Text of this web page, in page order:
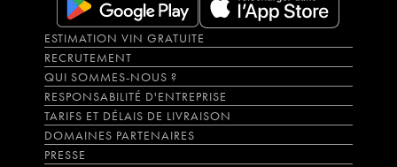
ESTIMATION VIN GRATUITE
RECRUTEMENT
QUI SOMMES-NOUS ?
RESPONSABILITÉ D'ENTREPRISE
TARIFS ET DÉLAIS DE LIVRAISON
DOMAINES PARTENAIRES
PRESSE